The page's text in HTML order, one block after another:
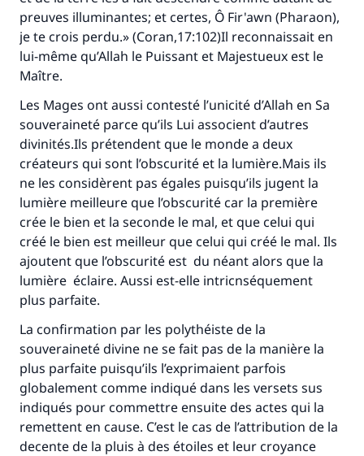
preuves illuminantes; et certes, Ô Fir'awn (Pharaon),
je te crois perdu.» (Coran,17:102)Il reconnaissait en
lui-même qu’Allah le Puissant et Majestueux est le
Maître.
Les Mages ont aussi contesté l’unicité d’Allah en Sa
souveraineté parce qu’ils Lui associent d’autres
divinités.Ils prétendent que le monde a deux
créateurs qui sont l’obscurité et la lumière.Mais ils
ne les considèrent pas égales puisqu’ils jugent la
lumière meilleure que l’obscurité car la première
crée le bien et la seconde le mal, et que celui qui
créé le bien est meilleur que celui qui créé le mal. Ils
ajoutent que l’obscurité est du néant alors que la
lumière éclaire. Aussi est-elle intricnséquement
plus parfaite.
La confirmation par les polythéiste de la
souveraineté divine ne se fait pas de la manière la
plus parfaite puisqu’ils l’exprimaient parfois
globalement comme indiqué dans les versets sus
indiqués pour commettre ensuite des actes qui la
remettent en cause. C’est le cas de l’attribution de la
decente de la pluis à des étoiles et leur croyance
(MOUSLIM 1893)